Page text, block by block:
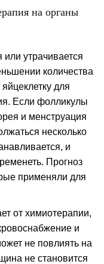
на органы
утрачивается
количества
для
Если фолликулы
и менструация
несколько
и
Прогноз
применяли для
от химиотерапии,
и
не повлиять на
не становится